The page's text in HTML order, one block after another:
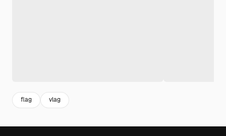
flag vlag